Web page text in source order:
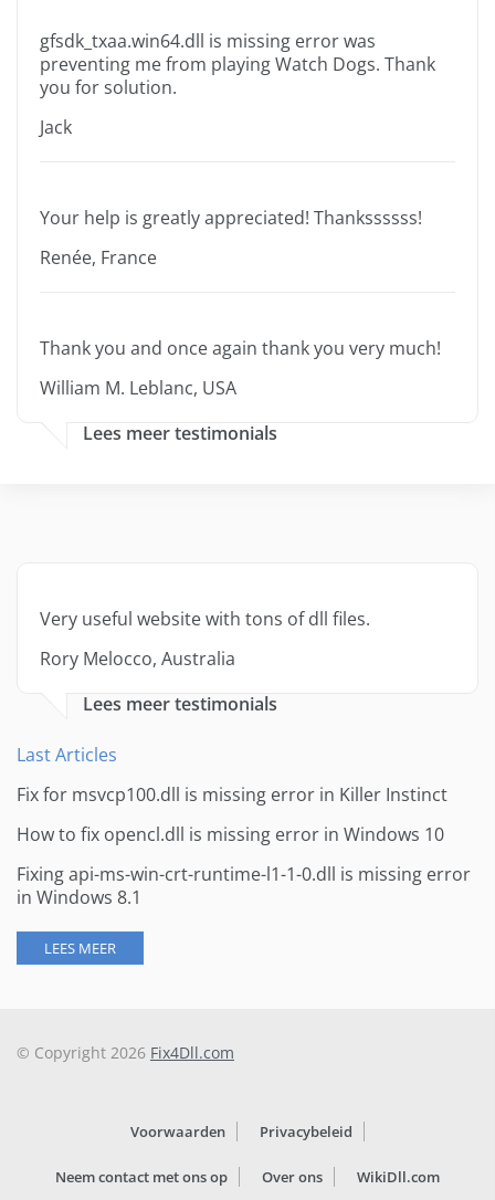
gfsdk_txaa.win64.dll is missing error was
preventing me from playing Watch Dogs. Thank
you for solution.
Jack
Your help is greatly appreciated! Thankssssss!
Renée, France
Thank you and once again thank you very much!
William M. Leblanc, USA
Lees meer testimonials
Very useful website with tons of dll files.
Rory Melocco, Australia
Lees meer testimonials
Last Articles
Fix for msvcp100.dll is missing error in Killer Instinct
How to fix opencl.dll is missing error in Windows 10
Fixing api-ms-win-crt-runtime-l1-1-0.dll is missing error
in Windows 8.1
LEES MEER
© Copyright 2026 Fix4Dll.com
Voorwaarden Privacybeleid
Neem contact met ons op Over ons WikiDll.com